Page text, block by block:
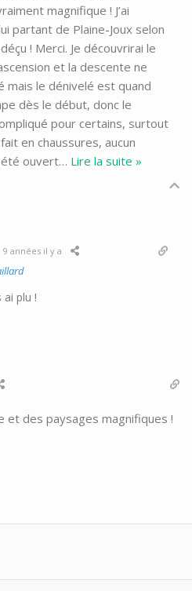
magnifique ! J’ai
partant de Plaine-Joux selon
! Merci. Je découvrirai le
et la descente ne
mais le dénivelé est quand
dès le début, donc le
pour certains, surtout
en chaussures, aucun
ouvert… Lire la suite »
9 années il y a
ai plu !
et des paysages magnifiques !